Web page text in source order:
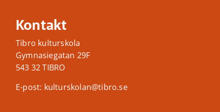
Kontakt
Tibro kulturskola
Gymnasiegatan 29F
543 32 TIBRO
E-post: kulturskolan@tibro.se